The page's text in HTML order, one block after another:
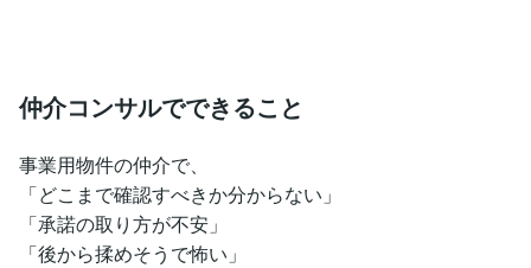
仲介コンサルでできること
事業用物件の仲介で、
「どこまで確認すべきか分からない」
「承諾の取り方が不安」
「後から揉めそうで怖い」